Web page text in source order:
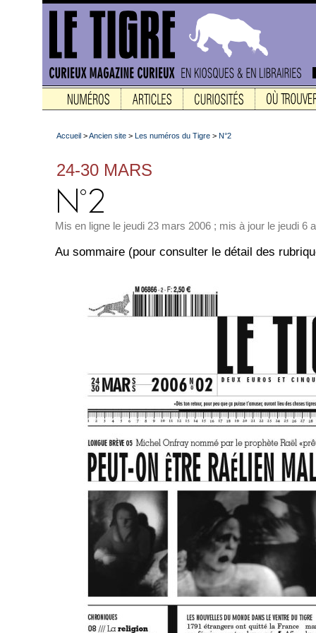
Accueil >Ancien site > Les numéros du Tigre > N°2
24-30 MARS
Mis en ligne le jeudi 23 mars 2006 ; mis à jour le jeudi 6
Au sommaire (pour consulter le détail des